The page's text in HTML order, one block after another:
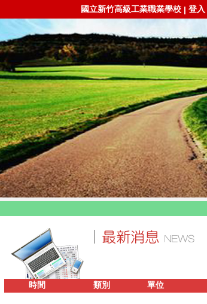
國立新竹高級工業職業學校 | 登入
時間 類別 單位